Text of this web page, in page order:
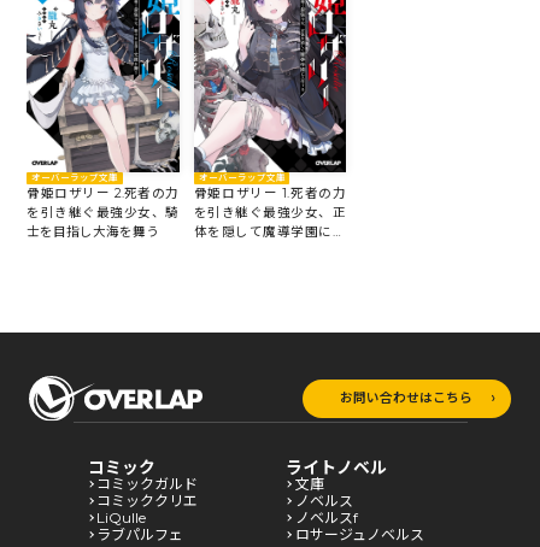
オーバーラップ文庫
骨姫ロザリー 2.死者の力
を引き継ぐ最強少女、騎
士を目指し大海を舞う
オーバーラップ文庫
骨姫ロザリー 1.死者の力
を引き継ぐ最強少女、正
体を隠して魔導学園に入
お問い合わせはこちら
コミック
コミックガルド
コミッククリエ
LiQulle
ラブパルフェ
ライトノベル
文庫
ノベルス
ノベルスf
ロサージュノベルス